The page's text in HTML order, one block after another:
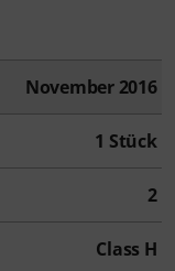
November 2016
1 Stück
2
Class H